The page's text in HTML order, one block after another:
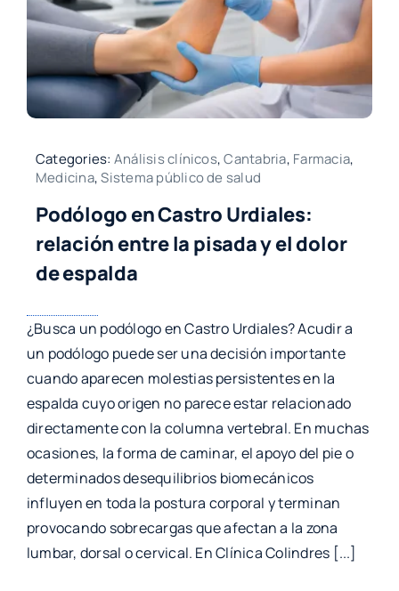
Categories: Análisis clínicos,Cantabria, Farmacia,
Medicina,Sistema público de salud
Podólogo en Castro Urdiales:
relación entre la pisada y el dolor
de espalda
¿Busca un podólogo en Castro Urdiales? Acudir a
un podólogo puede ser una decisión importante
cuando aparecen molestias persistentes en la
espalda cuyo origen no parece estar relacionado
directamente con la columna vertebral. En muchas
ocasiones, la forma de caminar, el apoyo del pie o
determinados desequilibrios biomecánicos
influyen en toda la postura corporal y terminan
provocando sobrecargas que afectan a la zona
lumbar, dorsal o cervical. En Clínica Colindres [...]